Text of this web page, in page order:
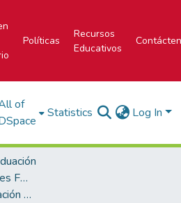
Políticas
Recursos
Educativos
of
Statistics Log In
Biblioteca José Figueres Ferrer
Escuela de Administración de Empresas